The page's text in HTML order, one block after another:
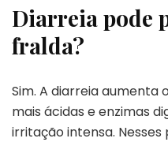
Diarreia pode
fralda?
Sim. A diarreia
mais ácidas e enzimas
irritação intensa.